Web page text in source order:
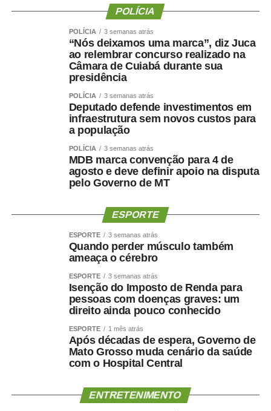
Candidatos a deputado estadual:
Irmão do Salão
Missionária Elaine Belussi
Pastor Samuel Ferreira
Médico Walid Khalil
Pastor Sargento Gualterney
Regis Cardoso
Sargento Jucá
Victor Carvalho
Carlos Dorilêo Jr.
Dra. Ana Rosa Job
Rosângela Santos
Irmão Aparecido
Elizeu Nascimento
Neles do Operário
Regina Ferraz
Silvestre
POLÍCIA
POLÍCIA 3 semanas atrás
“Nós deixamos uma marca”, diz Juca
ao relembrar concurso realizado na
Câmara de Cuiabá durante sua
presidência
POLÍCIA 3 semanas atrás
Deputado defende investimentos em
infraestrutura sem novos custos para
a população
POLÍCIA 3 semanas atrás
MDB marca convenção para 4 de
agosto e deve definir apoio na disputa
pelo Governo de MT
ESPORTE
ESPORTE 3 semanas atrás
Quando perder músculo também
ameaça o cérebro
ESPORTE 3 semanas atrás
Isenção do Imposto de Renda para
pessoas com doenças graves: um
direito ainda pouco conhecido
ESPORTE 1 mês atrás
Após décadas de espera, Governo de
Mato Grosso muda cenário da saúde
com o Hospital Central
ENTRETENIMENTO